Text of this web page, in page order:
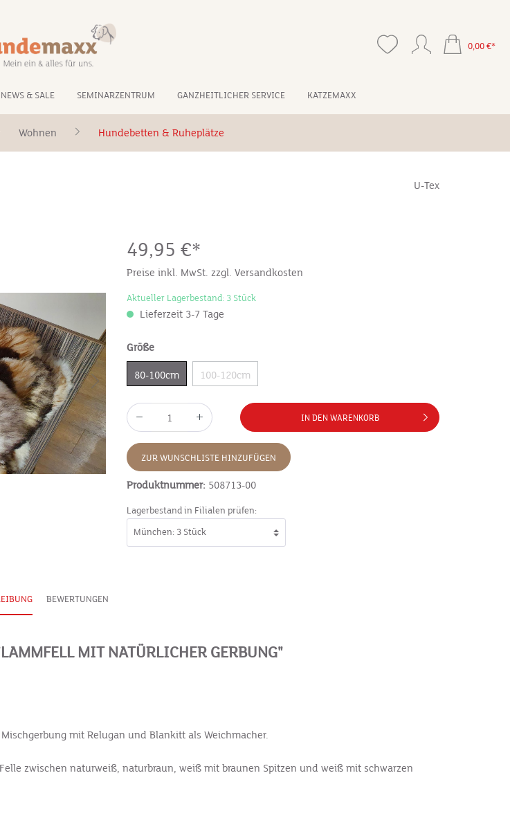
0,00 €*
NEWS & SALE SEMINARZENTRUM GANZHEITLICHER SERVICE KATZEMAXX
Wohnen Hundebetten & Ruheplätze
U-Tex
49,95 €*
Preise inkl. MwSt. zzgl. Versandkosten
Aktueller Lagerbestand: 3 Stück
Lieferzeit 3-7 Tage
Größe
80-100cm 100-120cm
IN DEN WARENKORB
ZUR WUNSCHLISTE HINZUFÜGEN
Produktnummer: 508713-00
Lagerbestand in Filialen prüfen:
BEWERTUNGEN
MIT NATÜRLICHER GERBUNG"
mit Relugan und Blankitt als Weichmacher.
zwischen naturweiß, naturbraun, weiß mit braunen Spitzen und weiß mit schwarzen